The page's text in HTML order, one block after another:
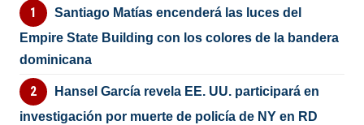
Santiago Matías encenderá las luces del
Empire State Building con los colores de la bandera
dominicana
Hansel García revela EE. UU. participará en
investigación por muerte de policía de NY en RD